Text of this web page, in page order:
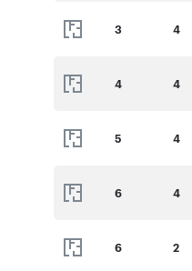
3 4
4 4
5 4
6 4
6 2